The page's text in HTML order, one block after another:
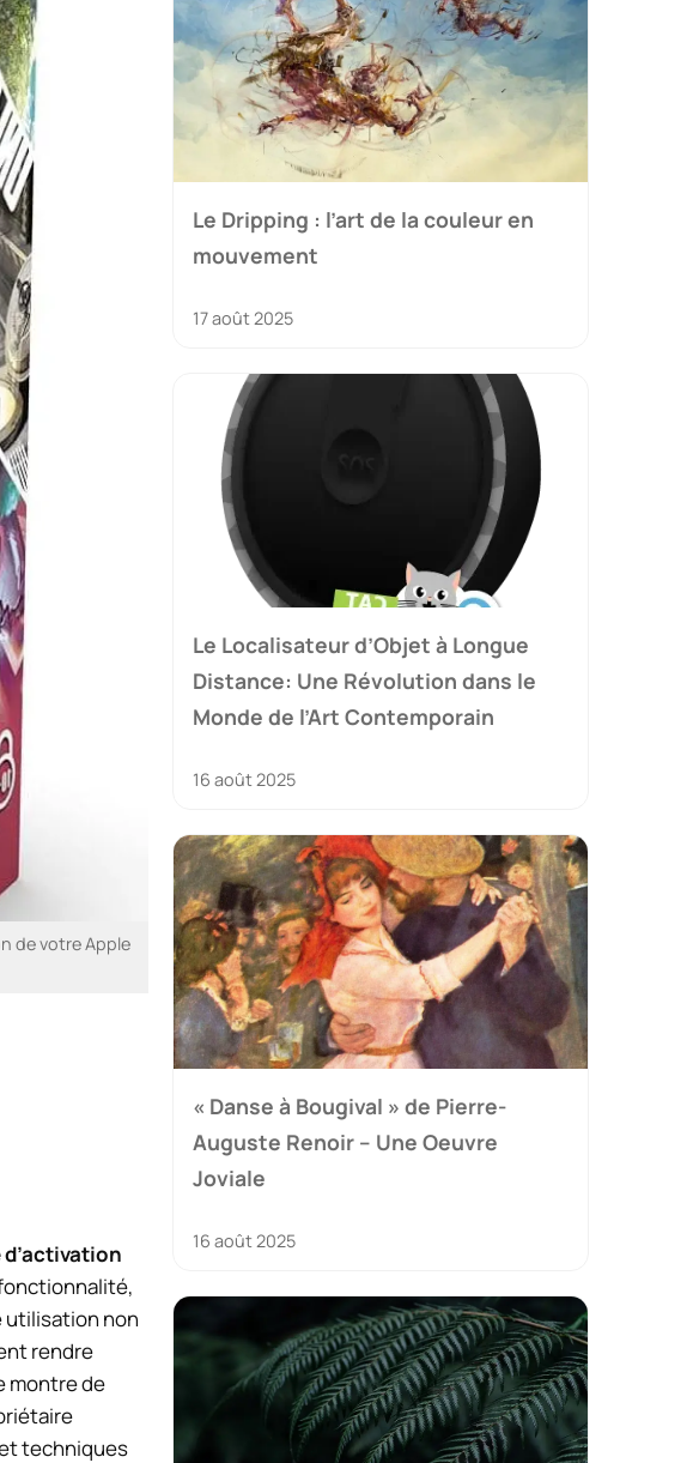
de votre Apple
utilisation non
rendre
montre de
techniques
Le Dripping : l’art de la couleur en
mouvement
17 août 2025
Le Localisateur d’Objet à Longue
Distance: Une Révolution dans le
Monde de l’Art Contemporain
16 août 2025
« Danse à Bougival » de Pierre-
Auguste Renoir – Une Oeuvre
Joviale
16 août 2025